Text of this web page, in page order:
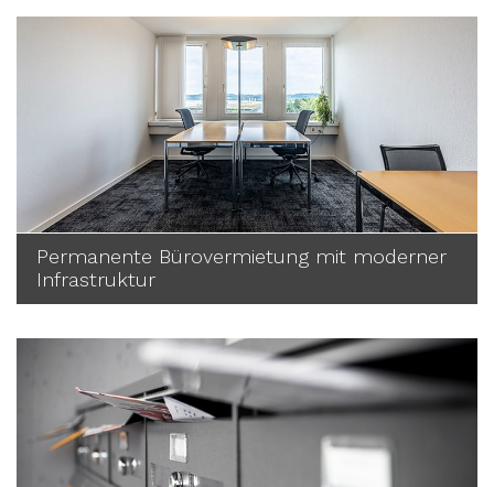
Permanente Bürovermietung mit moderner
Infrastruktur